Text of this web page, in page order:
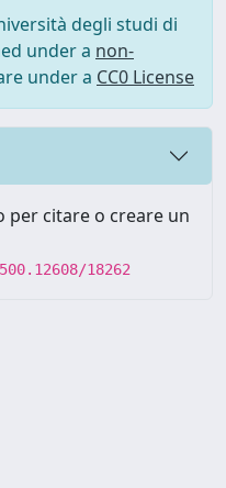
degli studi di
under a non-
under a CC0 License
per citare o creare un
18262